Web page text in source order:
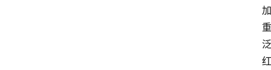
加
重
泛
红